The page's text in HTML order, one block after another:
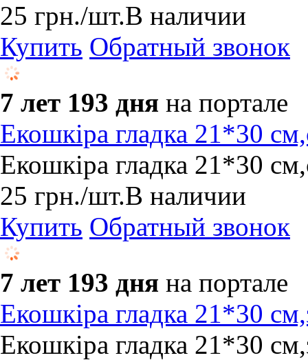
25 грн./шт.В наличии
Купить Обратный звонок
7 лет 193 дня на портале
Екошкіра гладка 21*30
Екошкіра гладка 21*30
25 грн./шт.В наличии
Купить Обратный звонок
7 лет 193 дня на портале
Екошкіра гладка 21*30
Екошкіра гладка 21*30